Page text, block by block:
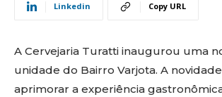
Linkedin Copy URL
A Cervejaria Turatti inaugurou uma
unidade do Bairro Varjota. A
aprimorar a experiência